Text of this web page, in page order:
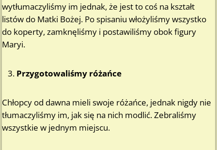
wytłumaczyliśmy im jednak, że jest to coś na kształt
listów do Matki Bożej. Po spisaniu włożyliśmy wszystko
do koperty, zamknęliśmy i postawiliśmy obok figury
Maryi.
Przygotowaliśmy różańce
Chłopcy od dawna mieli swoje różańce, jednak nigdy nie
tłumaczyliśmy im, jak się na nich modlić. Zebraliśmy
wszystkie w jednym miejscu.